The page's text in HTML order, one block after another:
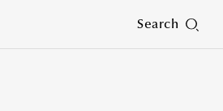
Search